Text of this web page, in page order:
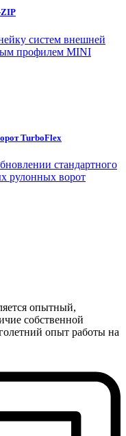
систем внешней
профилем MINI
TurboFlex
стандартного
рулонных ворот
опытный,
собственной
опыт работы на